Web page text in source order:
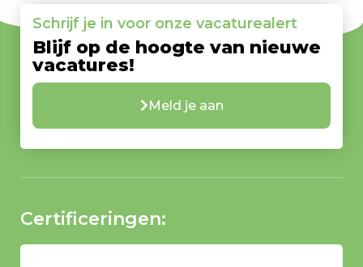
Schrijf je in voor onze vacaturealert
Blijf op de hoogte van nieuwe
vacatures!
Meld je aan
Certificeringen: